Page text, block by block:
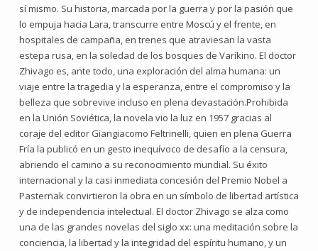
sí mismo. Su historia, marcada por la guerra y por la pasión que
lo empuja hacia Lara, transcurre entre Moscú y el frente, en
hospitales de campaña, en trenes que atraviesan la vasta
estepa rusa, en la soledad de los bosques de Varíkino. El doctor
Zhivago es, ante todo, una exploración del alma humana: un
viaje entre la tragedia y la esperanza, entre el compromiso y la
belleza que sobrevive incluso en plena devastación.Prohibida
en la Unión Soviética, la novela vio la luz en 1957 gracias al
coraje del editor Giangiacomo Feltrinelli, quien en plena Guerra
Fría la publicó en un gesto inequívoco de desafío a la censura,
abriendo el camino a su reconocimiento mundial. Su éxito
internacional y la casi inmediata concesión del Premio Nobel a
Pasternak convirtieron la obra en un símbolo de libertad artística
y de independencia intelectual. El doctor Zhivago se alza como
una de las grandes novelas del siglo xx: una meditación sobre la
conciencia, la libertad y la integridad del espíritu humano, y un